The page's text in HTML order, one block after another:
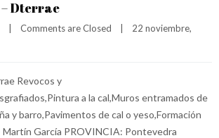
Dterrae
Comments are Closed
22 noviembre,
Revocos y
a la cal,Muros entramados de
y barro,Pavimentos de cal o yeso,Formación
Martín García PROVINCIA: Pontevedra